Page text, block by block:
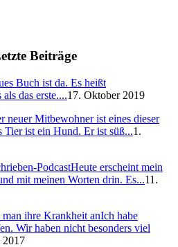
Beiträge
Buch ist da. Es heißt
das erste....17. Oktober 2019
neuer Mitbewohner ist eines dieser
Tier ist ein Hund. Er ist süß...1.
PodcastHeute erscheint mein
mit meinen Worten drin. Es...11.
ihre Krankheit anIch habe
Wir haben nicht besonders viel
2017